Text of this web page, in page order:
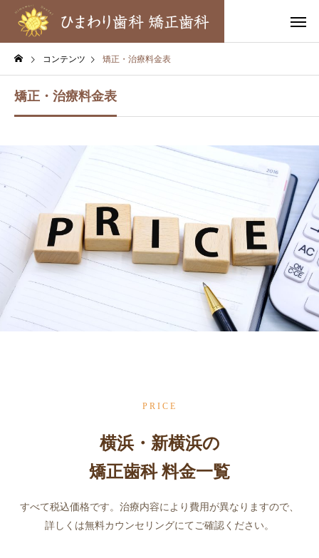
コンテンツ 矯正・治療料金表
矯正・治療料金表
PRICE
横浜・新横浜の
矯正歯科 料金一覧
すべて税込価格です。治療内容により費用が異なりますので、
詳しくは無料カウンセリングにてご確認ください。